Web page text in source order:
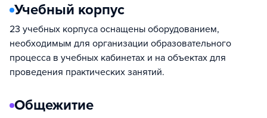
Учебный корпус
23 учебных корпуса оснащены оборудованием,
необходимым для организации образовательного
процесса в учебных кабинетах и на объектах для
проведения практических занятий.
Общежитие